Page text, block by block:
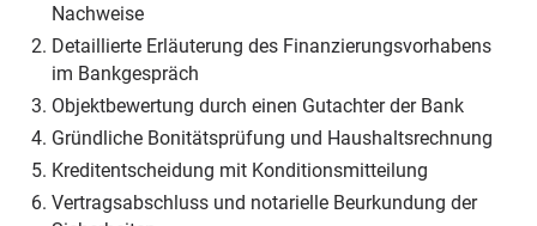
Nachweise
Detaillierte Erläuterung des Finanzierungsvorhabens
im Bankgespräch
Objektbewertung durch einen Gutachter der Bank
Gründliche Bonitätsprüfung und Haushaltsrechnung
Kreditentscheidung mit Konditionsmitteilung
Vertragsabschluss und notarielle Beurkundung der